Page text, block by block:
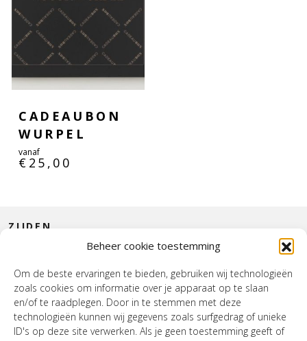
Beheer cookie toestemming
Om de beste ervaringen te bieden, gebruiken wij technologieën
zoals cookies om informatie over je apparaat op te slaan
en/of te raadplegen. Door in te stemmen met deze
technologieën kunnen wij gegevens zoals surfgedrag of unieke
ID's op deze site verwerken. Als je geen toestemming geeft of
CADEAUBON
WURPEL
vanaf
€ 25,00
HOUSE OF WURPEL
ZIJDEN
INTERIEUR